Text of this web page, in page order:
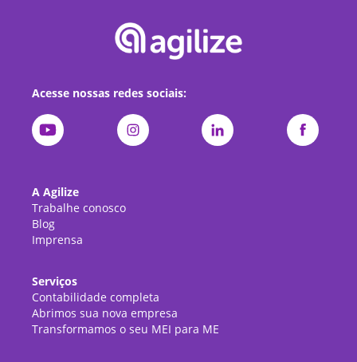
Acesse nossas redes sociais:
A Agilize
Trabalhe conosco
Blog
Imprensa
Serviços
Contabilidade completa
Abrimos sua nova empresa
Transformamos o seu MEI para ME